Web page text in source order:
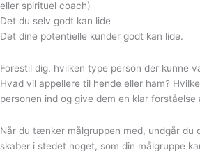
eller spirituel coach)
Det du selv godt kan lide
Det dine potentielle kunder godt kan lide.
Forestil dig, hvilken type person der kunne
Hvad vil appellere til hende eller ham?⁠⁠
personen ind og give dem en klar
Når du tænker målgruppen med, undgår du
skaber i stedet noget, som din målgruppe